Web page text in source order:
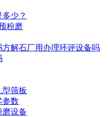
少？
粉磨
解石厂用办理环评设备吗
筛板
参数
磨设备